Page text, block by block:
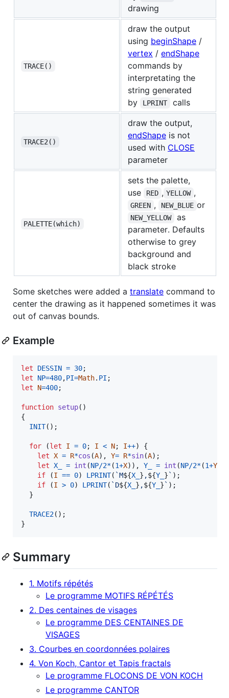
drawing
TRACE()
draw the output
using beginShape /
vertex / endShape
commands by
interpretating the
string generated
by
LPRINT calls
TRACE2()
draw the output,
endShape is not
used with CLOSE
parameter
PALETTE(which)
sets the palette,
use
RED , YELLOW ,
GREEN , NEW_BLUE or
NEW_YELLOW
as
parameter. Defaults
otherwise to grey
background and
black stroke
Some sketches were added a translate command to
center the drawing as it happened sometimes it was
out of canvas bounds.
Example
let DESSIN = 30;
let
NP=480,PI=Math. PI ;
let
N=400;
function setup( )
{
INIT( ) ;
for (let I = 0; I < N; I++)
{
let X = R*cos (A) , Y= R*sin(A) ;
let X_ = int (NP/2*(1+X) ) , Y_ = int (NP/2*(1+Y
if
(I == 0) LPRINT( `M${X_ } ,${Y_ } ` ) ;
if
(I > 0) LPRINT( `D${X_ } ,${Y_ } ` ) ;
}
TRACE2( ) ;
}
Summary
1. Motifs répétés
Le programme MOTIFS RÉPÉTÉS
2. Des centaines de visages
Le programme DES CENTAINES DE
VISAGES
3. Courbes en coordonnées polaires
4. Von Koch, Cantor et Tapis fractals
Le programme FLOCONS DE VON KOCH
Le programme CANTOR